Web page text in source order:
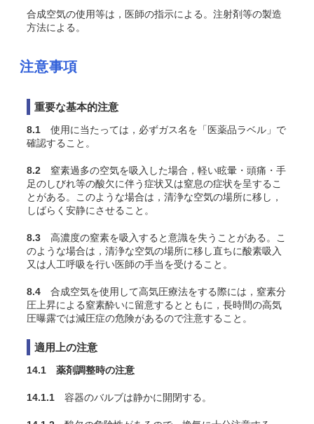
合成空気の使用等は，医師の指示による。注射剤等の製造
方法による。
注意事項
重要な基本的注意
8.1 使用に当たっては，必ずガス名を「医薬品ラベル」で
確認すること。
8.2 窒素過多の空気を吸入した場合，軽い眩暈・頭痛・手
足のしびれ等の酸欠に伴う症状又は窒息の症状を呈するこ
とがある。このような場合は，清浄な空気の場所に移し，
しばらく安静にさせること。
8.3 高濃度の窒素を吸入すると意識を失うことがある。こ
のような場合は，清浄な空気の場所に移し直ちに酸素吸入
又は人工呼吸を行い医師の手当を受けること。
8.4 合成空気を使用して高気圧療法をする際には，窒素分
圧上昇による窒素酔いに留意するとともに，長時間の高気
圧曝露では減圧症の危険があるので注意すること。
適用上の注意
14.1 薬剤調整時の注意
14.1.1 容器のバルブは静かに開閉する。